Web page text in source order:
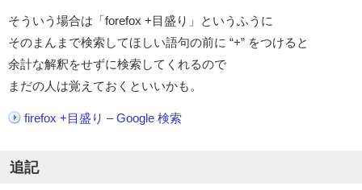
そういう場合は「forefox +目盛り」というふうに
そのまんまで検索してほしい語句の前に “+” をつけると
余計な解釈をせずに検索してくれるので
まだの人は覚えておくといいかも。
firefox +目盛り – Google 検索
追記